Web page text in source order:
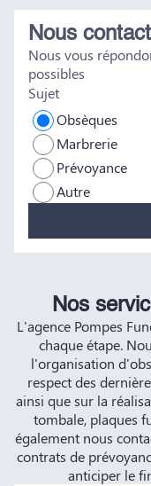
réconfort, et c'est
tout a été fait dans
vous et à vos futurs
HERNANDEZ
Nous
Nous vous
possibles
Sujet
Obsèques
Marbrerie
Prévoyance
Autre
Nos
L'agence Pompes
chaque étape.
l'organisation
respect des
ainsi que sur la
tombale, plaques
également nous
contrats de
anticiper le